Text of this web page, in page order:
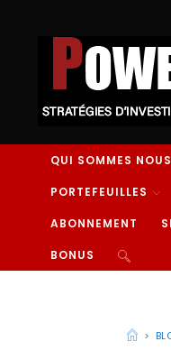
QUI SOMMES
PORTEFEUILLES
ABONNEMENT
BONUS
>